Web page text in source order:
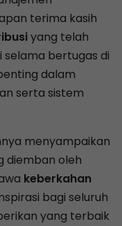
terima kasih
yang telah
selama bertugas di
dalam
serta sistem
menyampaikan
diemban oleh
keberkahan
bagi seluruh
yang terbaik